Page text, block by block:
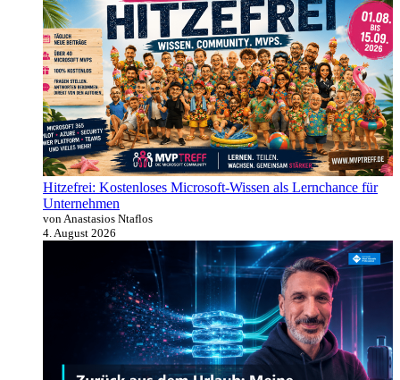
Hitzefrei: Kostenloses Microsoft-Wissen als Lernchance für
Unternehmen
von Anastasios Ntaflos
4. August 2026